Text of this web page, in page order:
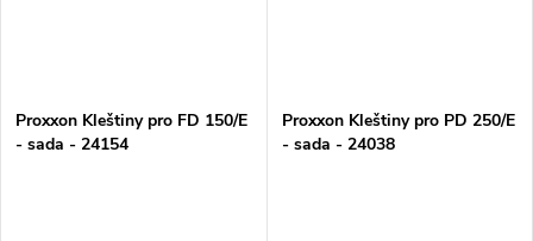
Proxxon Kleštiny pro FD 150/E
- sada - 24154
Proxxon Kleštiny pro PD 250/E
- sada - 24038